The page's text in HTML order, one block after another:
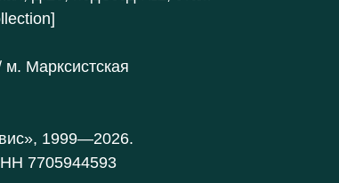
м. Марксистская
1999—2026.
7705944593